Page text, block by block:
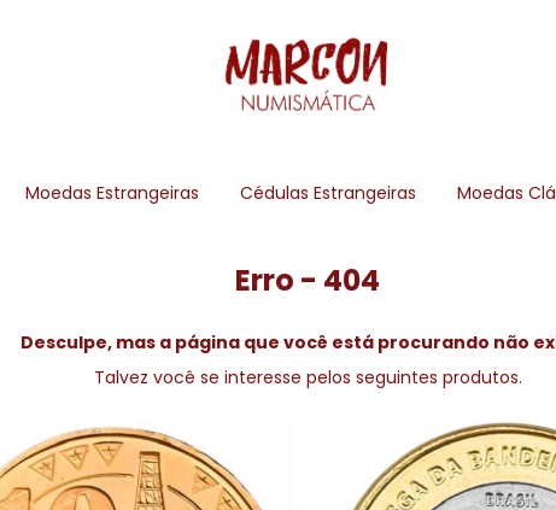
Moedas Estrangeiras Cédulas Estrangeiras Moedas
Erro - 404
Desculpe, mas a página que você está procurando não
Talvez você se interesse pelos seguintes produtos.